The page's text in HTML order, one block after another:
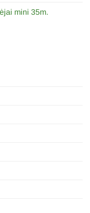
mini 35m.